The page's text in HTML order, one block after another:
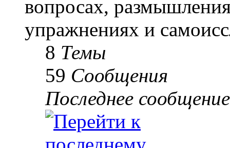
вопросах,
упражнениях и
8 Темы
59 Сообщения
Последнее сообщение